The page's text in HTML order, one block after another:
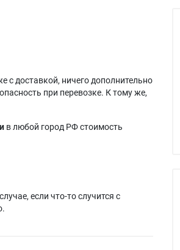
с доставкой, ничего дополнительно
при перевозке. К тому же,
в любой город РФ стоимость
если что-то случится с